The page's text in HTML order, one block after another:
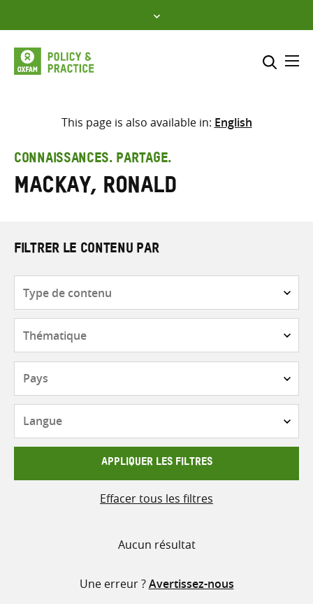
to
content
Sélectionner l’emplacement
Saisir
les
termes
This page is also available in: English
CONNAISSANCES. PARTAGE.
Mackay, Ronald
FILTRER LE CONTENU PAR
contenu
APPLIQUER LES FILTRES
Effacer tous les filtres
Aucun résultat
Une erreur ?Avertissez-nous